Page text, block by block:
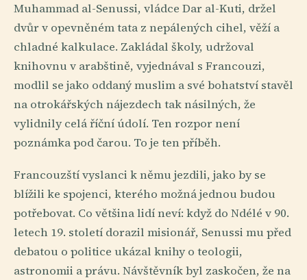
Muhammad al-Senussi, vládce Dar al-Kuti, držel
dvůr v opevněném tata z nepálených cihel, věží a
chladné kalkulace. Zakládal školy, udržoval
knihovnu v arabštině, vyjednával s Francouzi,
modlil se jako oddaný muslim a své bohatství stavěl
na otrokářských nájezdech tak násilných, že
vylidnily celá říční údolí. Ten rozpor není
poznámka pod čarou. To je ten příběh.
Francouzští vyslanci k němu jezdili, jako by se
blížili ke spojenci, kterého možná jednou budou
potřebovat. Co většina lidí neví: když do Ndélé v 90.
letech 19. století dorazil misionář, Senussi mu před
debatou o politice ukázal knihy o teologii,
astronomii a právu. Návštěvník byl zaskočen, že na